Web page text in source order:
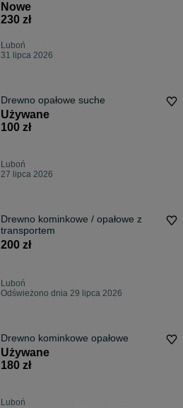
Nowe
230 zł
Luboń
31 lipca 2026
Drewno opałowe suche
Używane
100 zł
Luboń
27 lipca 2026
Drewno kominkowe / opałowe z
transportem
200 zł
Luboń
Odświeżono dnia 29 lipca 2026
Drewno kominkowe opałowe
Używane
180 zł
Luboń